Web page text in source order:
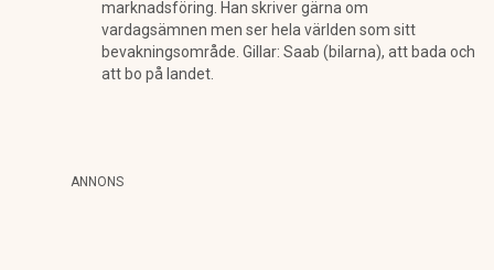
marknadsföring. Han skriver gärna om
vardagsämnen men ser hela världen som sitt
bevakningsområde. Gillar: Saab (bilarna), att bada och
att bo på landet.
ANNONS